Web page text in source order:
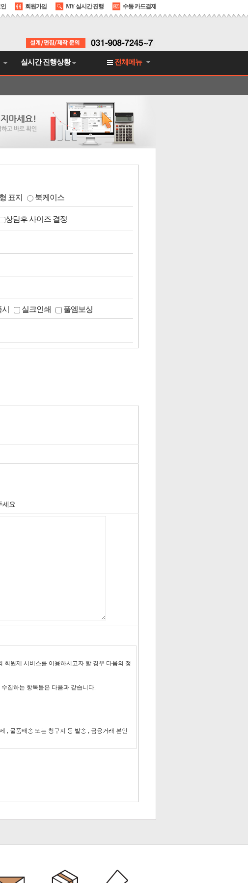
회원가입 MY 실시간 진행 수동 카드결제
전체메뉴
실시간 진행상황
표지 북케이스
상담후 사이즈 결정
시 실크인쇄 풀엠보싱
세요